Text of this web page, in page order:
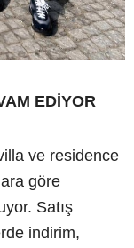
EDİYOR
ve residence
göre
Satış
indirim,